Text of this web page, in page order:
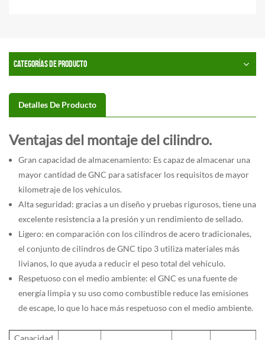
CATEGORÍAS DE PRODUCTO
Detalles De Producto
Ventajas del montaje del cilindro.
Gran capacidad de almacenamiento: Es capaz de almacenar una
mayor cantidad de GNC para satisfacer los requisitos de mayor
kilometraje de los vehículos.
Alta seguridad: gracias a un diseño y pruebas rigurosos, tiene una
excelente resistencia a la presión y un rendimiento de sellado.
Ligero: en comparación con los cilindros de acero tradicionales,
el conjunto de cilindros de GNC tipo 3 utiliza materiales más
livianos, lo que ayuda a reducir el peso total del vehículo.
Respetuoso con el medio ambiente: el GNC es una fuente de
energía limpia y su uso como combustible reduce las emisiones
de escape, lo que lo hace más respetuoso con el medio ambiente.